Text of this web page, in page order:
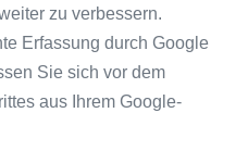
zu verbessern.
Erfassung durch Google
Sie sich vor dem
aus Ihrem Google-